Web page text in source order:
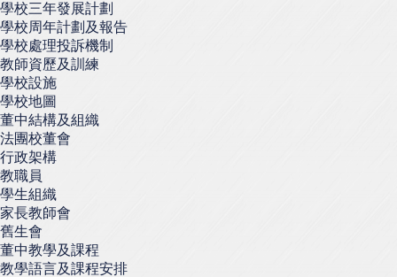
學校三年發展計劃
學校周年計劃及報告
學校處理投訴機制
教師資歷及訓練
學校設施
學校地圖
董中結構及組織
法團校董會
行政架構
教職員
學生組織
家長教師會
舊生會
董中教學及課程
教學語言及課程安排